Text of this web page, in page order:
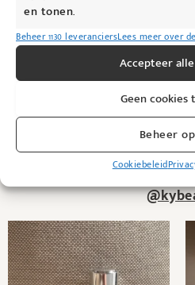
en tonen.
Beheer 1130 leveranciersLees meer over
Accepteer
Geen cookies
Beheer
Cookiebeleid
gebeurtenis ten gevolge
ingrediënten in dit